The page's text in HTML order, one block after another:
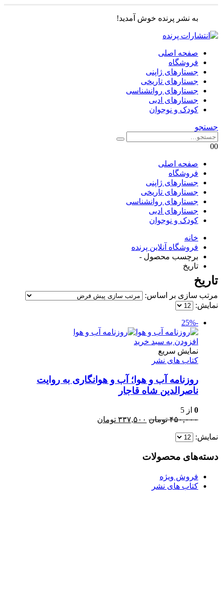
به نشر پرنده خوش آمدید!
صفحه اصلی
فروشگاه
جستارهای ژاپنی
جستارهای تاریخی
جستارهای روانشناسی
جستارهای ادبی
کودک و نوجوان
جستجو
00
صفحه اصلی
فروشگاه
جستارهای ژاپنی
جستارهای تاریخی
جستارهای روانشناسی
جستارهای ادبی
کودک و نوجوان
خانه
فروشگاه آنلاین پرنده
برچسب محصول -
تاریخ
تاریخ
مرتب سازی بر اساس:
نمایش:
-25%
افزودن به سبد خرید
نمایش سریع
کتاب های نشر
روزنامه آب و هوا؛ آب و هوانگاری به روایت
ناصرالدین شاه قاجار
0 از 5
۴۵۰,۰۰۰ تومان قیمت
۳۳۷,۵۰۰ تومان
نمایش:
دسته‌های محصولات
فروش ویژه
کتاب های نشر